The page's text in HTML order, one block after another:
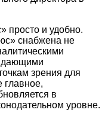
просто и удобно.
снабжена не
дающими
зрения для
главное,
в
уровне.